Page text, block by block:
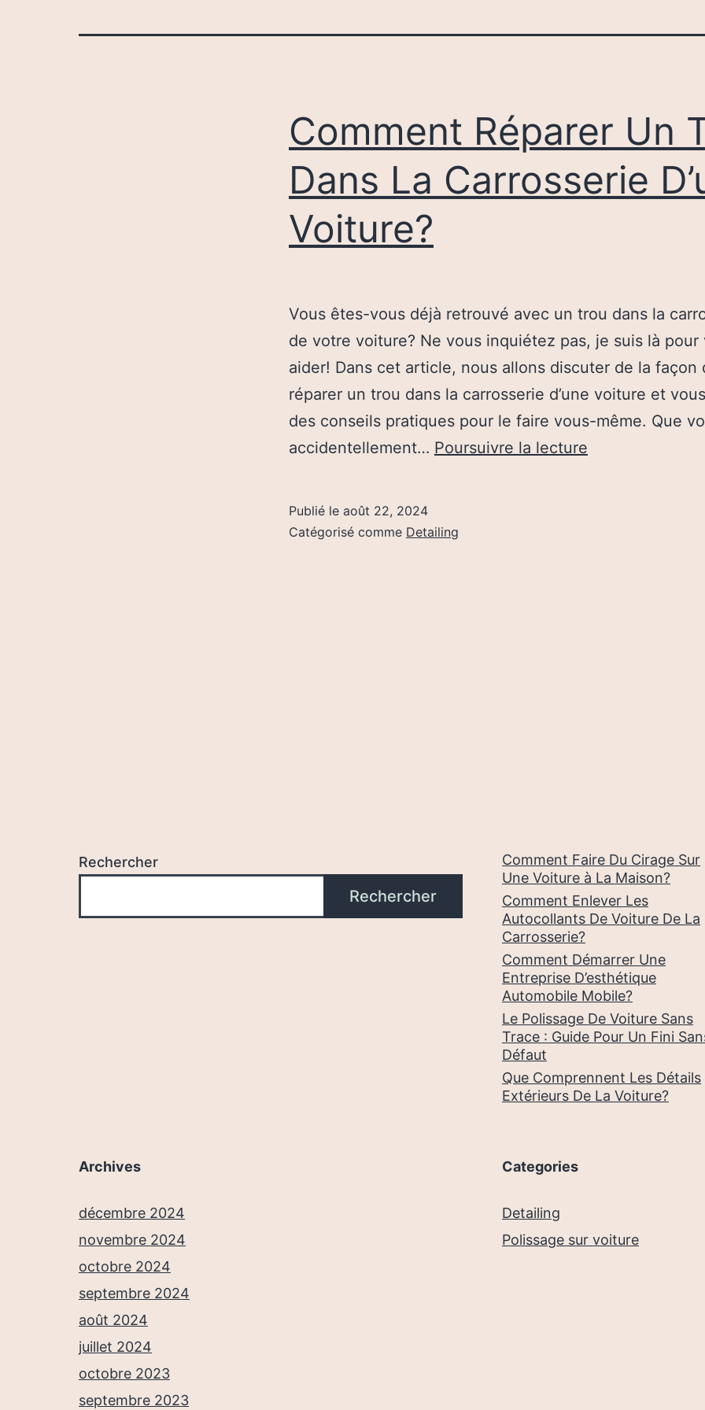
Comment Réparer Un
Dans La Carrosserie
Voiture?
Vous êtes-vous déjà retrouvé avec un trou dans la
de votre voiture? Ne vous inquiétez pas, je suis là pour
aider! Dans cet article, nous allons discuter de la façon
réparer un trou dans la carrosserie d’une voiture et
des conseils pratiques pour le faire vous-même. Que
accidentellement… Poursuivre la lecture
Publié le août 22, 2024
Catégorisé comme Detailing
Rechercher
Rechercher
Comment Faire Du Cirage Sur
Une Voiture à La Maison?
Comment Enlever Les
Autocollants De Voiture De La
Carrosserie?
Comment Démarrer Une
Entreprise D’esthétique
Automobile Mobile?
Le Polissage De Voiture Sans
Trace : Guide Pour Un Fini
Défaut
Que Comprennent Les Détails
Extérieurs De La Voiture?
Archives
décembre 2024
novembre 2024
octobre 2024
septembre 2024
août 2024
juillet 2024
octobre 2023
septembre 2023
Categories
Detailing
Polissage sur voiture